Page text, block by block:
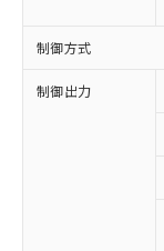
制御方式
制御出力